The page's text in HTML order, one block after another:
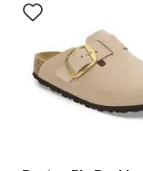
med
prøvefarver
opdatere
produktbilledet